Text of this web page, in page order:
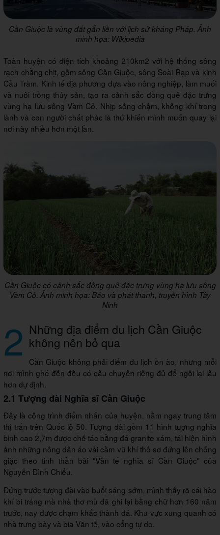
Cần Giuộc là vùng đất gắn liền với lịch sử kháng Pháp. Ảnh
minh họa: Wikipedia
Toàn huyện có diện tích khoảng 210km2 với hệ thống sông
rạch chằng chịt, gồm sông Cần Giuộc, sông Soài Rạp và kinh
Cầu Tràm. Kinh tế địa phương dựa vào nông nghiệp, làm muối
và nuôi trồng thủy sản, tạo ra cảnh sắc đồng quê đặc trưng
vùng hạ lưu sông Vàm Cỏ. Nhịp sống chậm, không khí trong
lành và con người chất phác là thứ khiến mình muốn quay lại
nơi này nhiều hơn một lần.
Cần Giuộc có cảnh sắc đồng quê đặc trưng vùng hạ lưu sông
Vàm Cỏ. Ảnh minh họa: Báo và phát thanh, truyền hình Tây
Ninh
2 Những địa điểm du lịch Cần Giuộc
không nên bỏ qua
Cần Giuộc không phải điểm du lịch ồn ào, nhưng mỗi
nơi mình ghé đến đều có câu chuyện riêng đủ để ngồi lại lâu
hơn dự định.
2.1 Tượng đài Nghĩa sĩ Cần Giuộc
Đây là công trình điểm nhấn của huyện, nằm ngay trung tâm
thị trấn trên Quốc lộ 50. Tượng đài gồm 11 hình tượng nghĩa
binh cao 2,7m được chế tác bằng đá granite xám, tái hiện hình
ảnh những nông dân áo vải cầm vũ khí thô sơ đứng lên chống
giặc theo tinh thần bài "Văn tế nghĩa sĩ Cần Giuộc" của
Nguyễn Đình Chiểu.
Đứng trước tượng đài vào buổi sáng sớm, mình thấy rõ cái hào
khí bi tráng mà nhà thơ mù đã ghi lại bằng chữ hơn 160 năm
trước, nay được chạm khắc thành đá. Khu vực xung quanh có
nhà trưng bày và bia Văn tế, vào cổng tự do.